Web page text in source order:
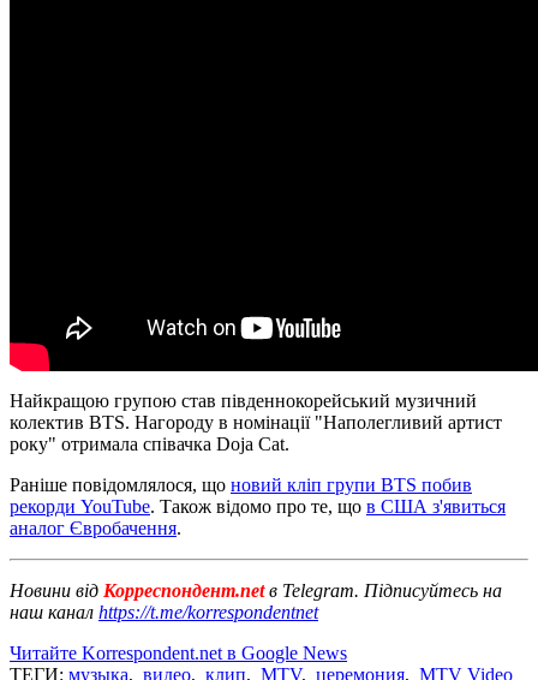
Найкращою групою став південнокорейський музичний
колектив BTS. Нагороду в номінації "Наполегливий артист
року" отримала співачка Doja Cat.
Раніше повідомлялося, що новий кліп групи BTS побив
рекорди YouTube. Також відомо про те, що в США з'явиться
аналог Євробачення.
Новини від Корреспондент.netв Telegram. Підписуйтесь на
наш канал https://t.me/korrespondentnet
Читайте Korrespondent.net в Google News
ТЕГИ: музыка, видео, клип, MTV, церемония, MTV Video